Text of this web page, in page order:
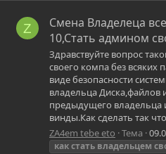
Z
Смена Владелеца
10,Стать админом
Здравствуйте вопрос
своего компа без всяких
виде безопасности
владельца Диска,файлов
предыдущего владельца
винды.Как сделать так
ZA4em tebe eto Тема
какстать владельцем